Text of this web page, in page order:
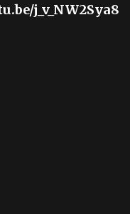
j_v_NW2Sya8